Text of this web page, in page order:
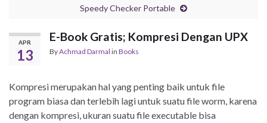
Speedy Checker Portable
APR
13
E-Book Gratis; Kompresi Dengan UPX
ByAchmad Darmal in Books
Kompresi merupakan hal yang penting baik untuk file
program biasa dan terlebih lagi untuk suatu file worm, karena
dengan kompresi, ukuran suatu file executable bisa